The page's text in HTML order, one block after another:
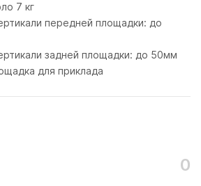
7 кг
передней площадки: до
задней площадки: до 50мм
для приклада
0